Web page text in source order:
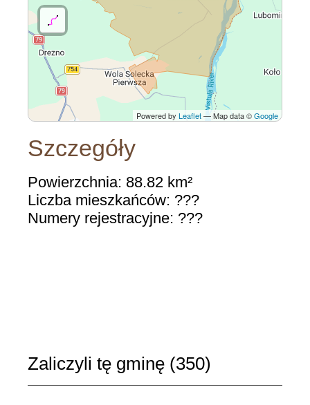
Powered by Leaflet— Map data ©Google
Szczegóły
Powierzchnia: 88.82 km²
Liczba mieszkańców: ???
Numery rejestracyjne: ???
Zaliczyli tę gminę (350)